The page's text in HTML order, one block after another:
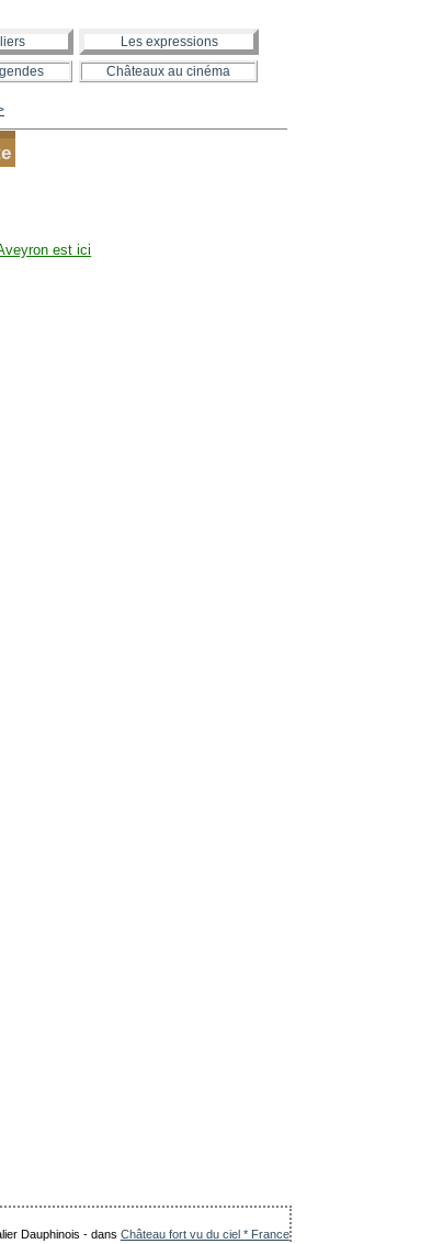
Les expressions
Châteaux au cinéma
est ici
Dauphinois -dans Château fort vu du ciel * France